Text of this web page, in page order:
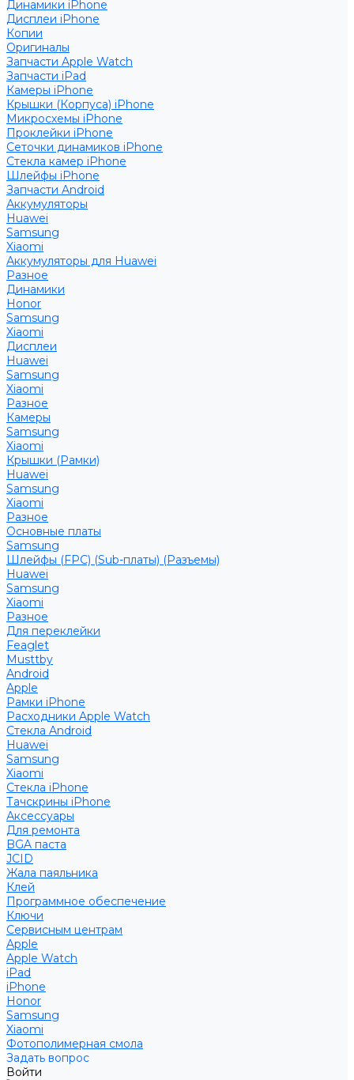
Динамики iPhone
Дисплеи iPhone
Копии
Оригиналы
Запчасти Apple Watch
Запчасти iPad
Камеры iPhone
Крышки (Корпуса) iPhone
Микросхемы iPhone
Проклейки iPhone
Сеточки динамиков iPhone
Стекла камер iPhone
Шлейфы iPhone
Запчасти Android
Аккумуляторы
Huawei
Samsung
Xiaomi
Аккумуляторы для Huawei
Разное
Динамики
Honor
Samsung
Xiaomi
Дисплеи
Huawei
Samsung
Xiaomi
Разное
Камеры
Samsung
Xiaomi
Крышки (Рамки)
Huawei
Samsung
Xiaomi
Разное
Основные платы
Samsung
Шлейфы (FPC) (Sub-платы) (Разъемы)
Huawei
Samsung
Xiaomi
Разное
Для переклейки
Feaglet
Musttby
Android
Apple
Рамки iPhone
Расходники Apple Watch
Стекла Android
Huawei
Samsung
Xiaomi
Стекла iPhone
Тачскрины iPhone
Аксессуары
Для ремонта
BGA паста
JCID
Жала паяльника
Клей
Программное обеспечение
Ключи
Сервисным центрам
Apple
Apple Watch
iPad
iPhone
Honor
Samsung
Xiaomi
Фотополимерная смола
Задать вопрос
Войти